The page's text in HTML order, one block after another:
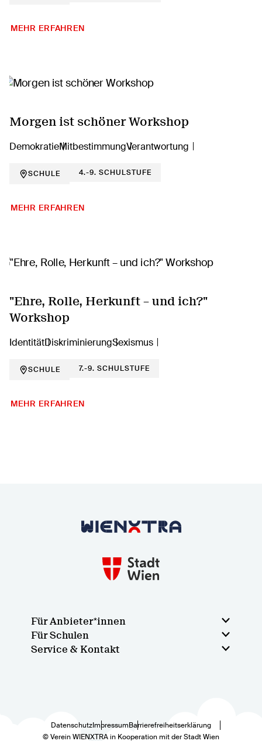
MEHR ERFAHREN
Morgen ist schöner Workshop
DemokratieMitbestimmungVerantwortung
SCHULE 4.-9. SCHULSTUFE
MEHR ERFAHREN
"Ehre, Rolle, Herkunft – und ich?"
Workshop
IdentitätDiskriminierungSexismus
SCHULE 7.-9. SCHULSTUFE
MEHR ERFAHREN
Zurück zur Startseite
Für Anbieter*innen
Für Schulen
Service & Kontakt
DatenschutzImpressumBarrierefreiheitserklärung
© Verein WIENXTRA in Kooperation mit der Stadt Wien